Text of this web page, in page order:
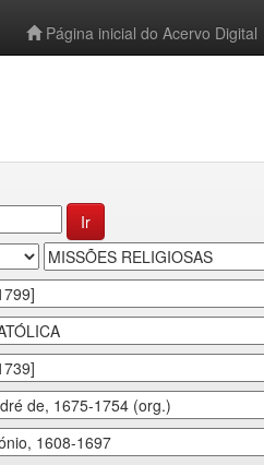
Página inicial do Acervo Digital